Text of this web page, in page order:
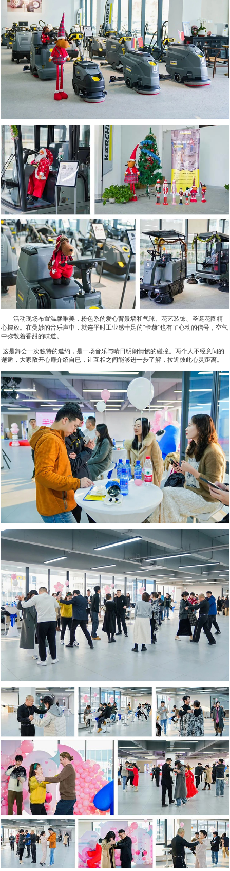
活动现场布置温馨唯美，粉色系的爱心背景墙和气球、花艺装饰、圣诞花圈精
心摆放。在曼妙的音乐声中，就连平时工业感十足的“卡赫”也有了心动的信号，空气
中弥散着香甜的味道。
这是舞会一次独特的邀约，是一场音乐与晴日明朗情愫的碰撞。两个人不经意间的
邂逅，大家敞开心扉介绍自已，让互相之间能够进一步了解，拉近彼此心灵距离。